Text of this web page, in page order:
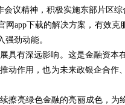
议精神，积极实施东部片区综
app下载的解决方案，有效克
劲动能。
具有深远影响。这是金融资本
作用，也为未来政银企合作
擦亮绿色金融的亮丽成色，为